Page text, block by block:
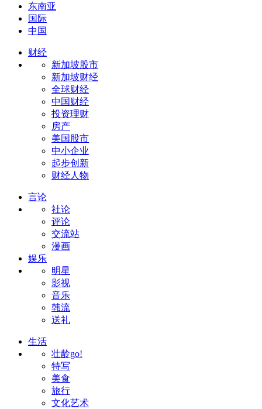
东南亚
国际
中国
财经
新加坡股市
新加坡财经
全球财经
中国财经
投资理财
房产
美国股市
中小企业
起步创新
财经人物
言论
社论
评论
交流站
漫画
娱乐
明星
影视
音乐
韩流
送礼
生活
壮龄go!
特写
美食
旅行
文化艺术